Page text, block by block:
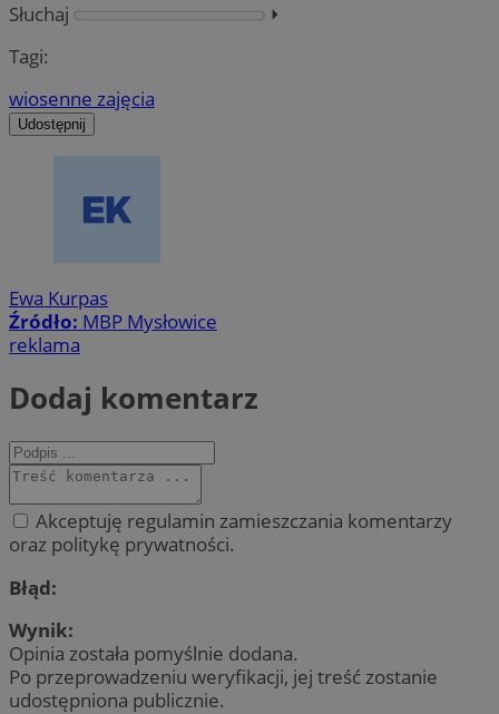
Słuchaj
⏵︎
Tagi:
wiosenne zajęcia
Udostępnij
Ewa Kurpas
Źródło: MBP Mysłowice
reklama
Dodaj komentarz
Akceptuję regulamin zamieszczania komentarzy
oraz politykę prywatności.
Błąd:
Wynik:
Opinia została pomyślnie dodana.
Po przeprowadzeniu weryfikacji, jej treść zostanie
udostępniona publicznie.